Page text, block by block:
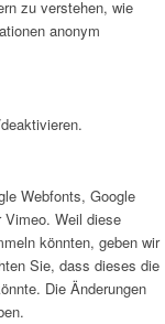
zu verstehen, wie
anonym
Webfonts, Google
Vimeo. Weil diese
könnten, geben wir
Sie, dass dieses die
Die Änderungen